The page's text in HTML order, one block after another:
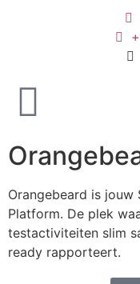
Orangebeard is
Platform. De plek
testactiviteiten slim
ready rapporteert.